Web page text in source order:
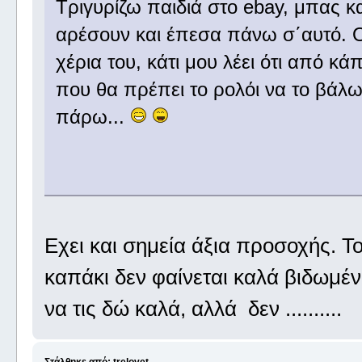
Τριγυρίζω παιδιά στο ebay, μπας
αρέσουν και έπεσα πάνω σ΄αυτό. Ο
χέρια του, κάτι μου λέει ότι από
που θα πρέπει το ρολόι να το
πάρω...
Εχει και σημεία άξια προσοχής.
καπάκι δεν φαίνεται καλά
να τις δώ καλά, αλλά δεν ..........